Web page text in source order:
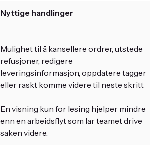
Nyttige handlinger
Mulighet til å kansellere ordrer, utstede
refusjoner, redigere
leveringsinformasjon, oppdatere tagger
eller raskt komme videre til neste skritt
En visning kun for lesing hjelper mindre
enn en arbeidsflyt som lar teamet drive
saken videre.